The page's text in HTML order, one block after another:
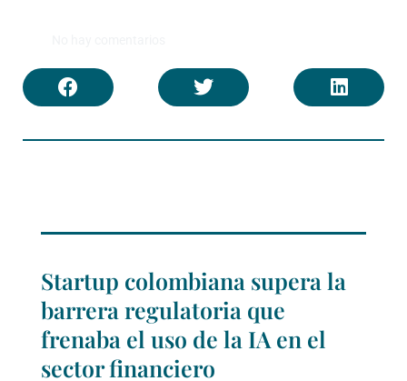
Startup colombiana supera la
barrera regulatoria que
frenaba el uso de la IA en el
sector financiero